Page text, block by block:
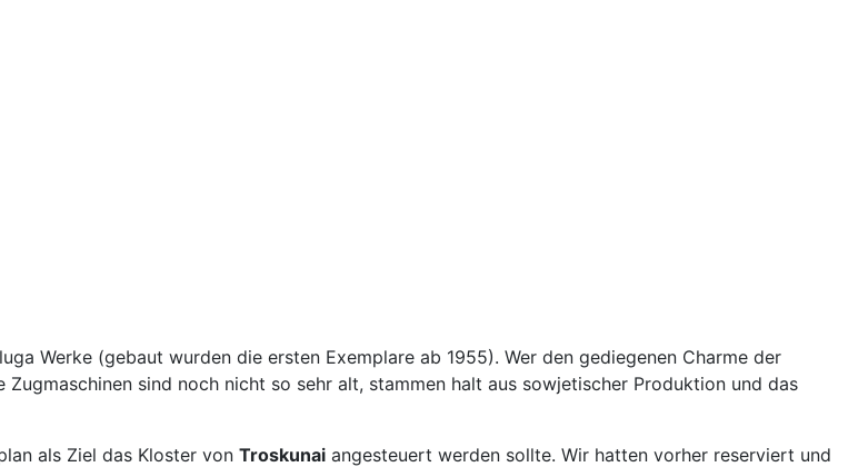
Werke (gebaut wurden die ersten Exemplare ab 1955). Wer den gediegenen Charme der
sind noch nicht so sehr alt, stammen halt aus sowjetischer Produktion und das
als Ziel das Kloster von Troskunai angesteuert werden sollte. Wir hatten vorher reserviert und